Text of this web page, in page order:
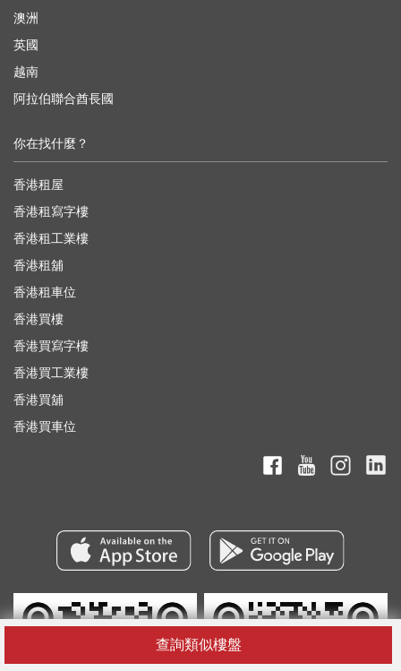
查詢類似樓盤
澳洲
英國
越南
阿拉伯聯合酋長國
你在找什麼？
香港租屋
香港租寫字樓
香港租工業樓
香港租舖
香港租車位
香港買樓
香港買寫字樓
香港買工業樓
香港買舖
香港買車位